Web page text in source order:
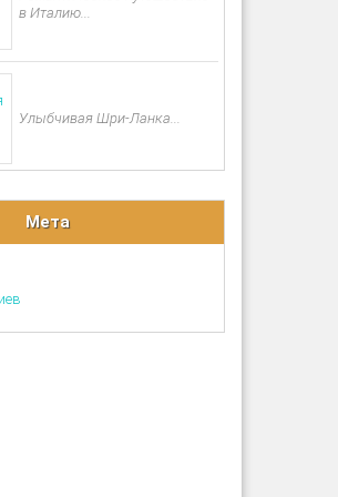
в Италию...
Улыбчивая Шри-Ланка...
Мета